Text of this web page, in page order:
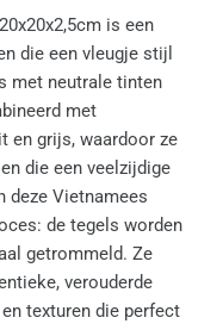
is een
die een vleugje stijl
met neutrale tinten
met
en grijs, waardoor ze
die een veelzijdige
deze Vietnamees
de tegels worden
getrommeld. Ze
verouderde
texturen die perfect